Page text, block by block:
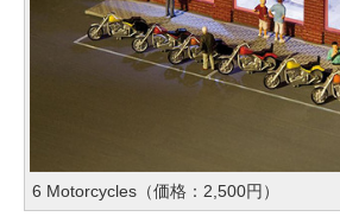
6 Motorcycles（価格：2,500円）